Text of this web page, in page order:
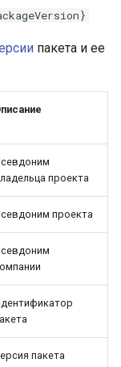
пакета и ее
проекта
проекта
пакета